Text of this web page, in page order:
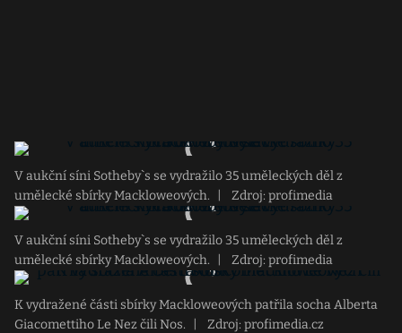
V aukční síni Sotheby`s se vydražilo 35 uměleckých děl z
umělecké sbírky Mackloweových.
Zdroj: profimedia
V aukční síni Sotheby`s se vydražilo 35 uměleckých děl z
umělecké sbírky Mackloweových.
Zdroj: profimedia
K vydražené části sbírky Mackloweových patřila socha Alberta
Giacomettiho Le Nez čili Nos.
Zdroj: profimedia.cz